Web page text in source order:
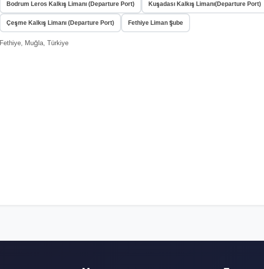
Bodrum Leros Kalkış Limanı (Departure Port) Kuşadası Kalkış Limanı(Departure Port)
Çeşme Kalkış Limanı (Departure Port) Fethiye Liman Şube
Fethiye, Muğla, Türkiye